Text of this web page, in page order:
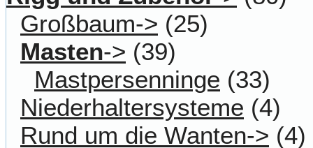
Großbaum-> (25)
Masten-> (39)
Mastpersenninge (33)
Niederhaltersysteme (4)
Rund um die Wanten-> (4)